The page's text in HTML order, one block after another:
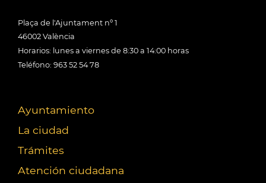
Plaça de l'Ajuntament nº 1
46002 València
Horarios: lunes a viernes de 8:30 a 14:00 horas
Teléfono: 963 52 54 78
Ayuntamiento
La ciudad
Trámites
Atención ciudadana